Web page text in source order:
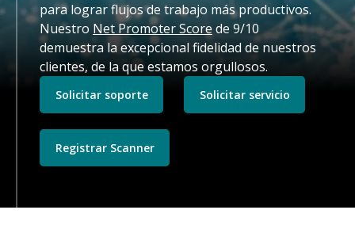
para lograr flujos de trabajo más productivos.
Nuestro Net Promoter Score de 9/10
demuestra la excepcional fidelidad de nuestros
clientes, de la que estamos orgullosos.
Solicitar soporte Solicitar servicio
Registrar Scanner